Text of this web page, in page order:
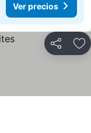
Ver precios
Compartir